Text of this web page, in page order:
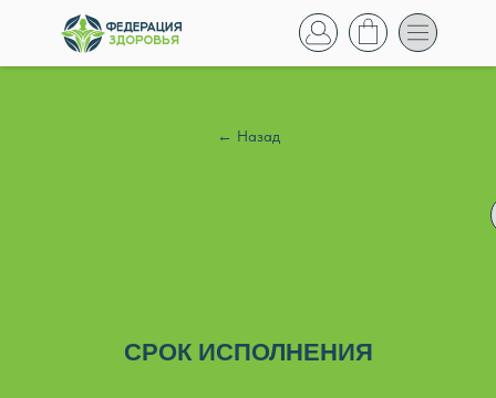
← Назад
СРОК ИСПОЛНЕНИЯ